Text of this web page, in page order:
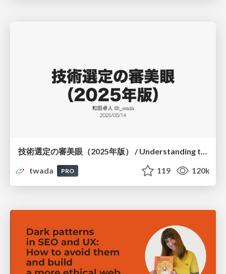
twada
PRO 119 120k